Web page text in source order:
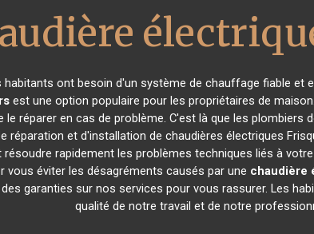
habitants ont besoin d'un système de chauffage fiable et
est une option populaire pour les propriétaires de
réparer en cas de problème. C'est là que les plombiers
réparation et d'installation de chaudières électriques
rapidement les problèmes techniques liés à votre
vous éviter les désagréments causés par une chaudière
garanties sur nos services pour vous rassurer. Les
qualité de notre travail et de notre